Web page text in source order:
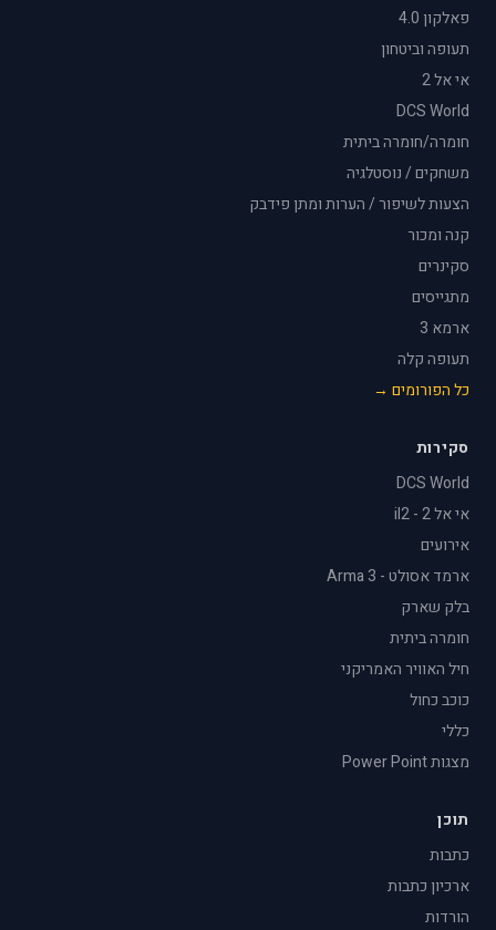
פאלקון 4.0
תעופה וביטחון
אי אל 2
DCS World
חומרה/חומרה ביתית
משחקים / נוסטלגיה
הצעות לשיפור / הערות ומתן פידבק
קנה ומכור
סקינרים
מתגייסים
ארמא 3
תעופה קלה
כל הפורומים →
סקירות
DCS World
אי אל 2 - il2
אירועים
ארמד אסולט - Arma 3
בלק שארק
חומרה ביתית
חיל האוויר האמריקני
כוכב כחול
כללי
מצגות Power Point
תוכן
כתבות
ארכיון כתבות
הורדות